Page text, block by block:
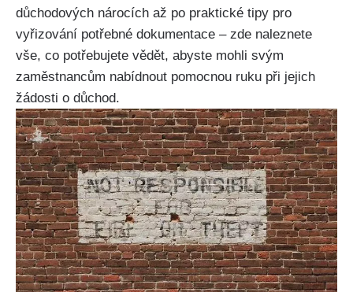
důchodových nárocích až po praktické tipy pro
vyřizování potřebné dokumentace – zde naleznete
vše, co potřebujete vědět, abyste mohli svým
zaměstnancům nabídnout pomocnou ruku při jejich
žádosti o důchod.